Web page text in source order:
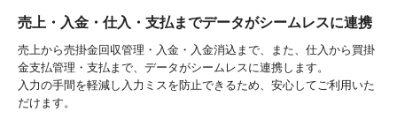
売上・入金・仕入・支払までデータがシームレスに連携
売上から売掛金回収管理・入金・入金消込まで、また、仕入から買掛
金支払管理・支払まで、データがシームレスに連携します。
入力の手間を軽減し入力ミスを防止できるため、安心してご利用いた
だけます。